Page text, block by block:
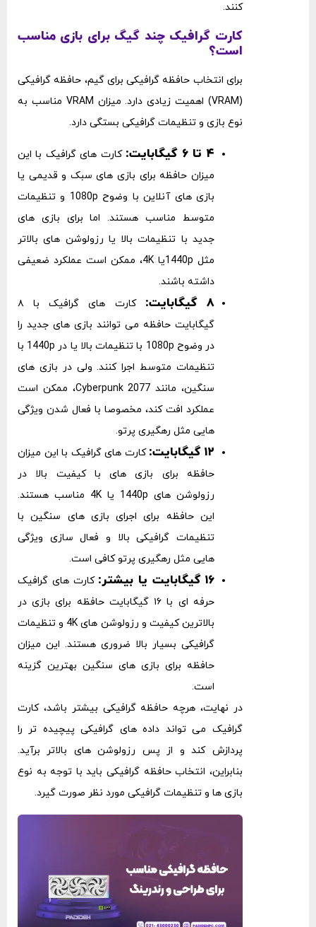
کنند.
کارت گرافیک چند گیگ برای بازی مناسب
است؟
برای انتخاب حافظه گرافیکی برای گیم، حافظه گرافیکی
(VRAM) اهمیت زیادی دارد. میزان VRAM مناسب به
نوع بازی و تنظیمات گرافیکی بستگی دارد.
۴ تا ۶ گیگابایت:
کارت ‌های گرافیک با این
میزان حافظه برای بازی ‌های سبک و قدیمی یا
بازی‌ های آنلاین با وضوح 1080p و تنظیمات
متوسط مناسب هستند. اما برای بازی ‌های
جدید با تنظیمات بالا یا رزولوشن‌ های بالاتر
مثل 1440pیا 4K، ممکن است عملکرد ضعیفی
داشته باشند.
۸ گیگابایت:
کارت‌ های گرافیک با ۸
گیگابایت حافظه می ‌توانند بازی‌ های جدید را
در وضوح 1080p با تنظیمات بالا یا در 1440p با
تنظیمات متوسط اجرا کنند. ولی در بازی‌ های
سنگین، مانند Cyberpunk 2077، ممکن است
عملکرد افت کند، مخصوصا با فعال شدن ویژگی‌
هایی مثل رهگیری پرتو.
۱۲ گیگابایت:
کارت‌ های گرافیک با این میزان
حافظه برای بازی ‌های با کیفیت بالا در
رزولوشن ‌های 1440p یا 4K مناسب هستند.
این حافظه برای اجرای بازی ‌های سنگین با
تنظیمات گرافیکی بالا و فعال‌ سازی ویژگی
‌هایی مثل رهگیری پرتو کافی است.
۱۶ گیگابایت یا بیشتر:
کارت ‌های گرافیک
حرفه ‌ای با ۱۶ گیگابایت حافظه برای بازی در
بالاترین کیفیت و رزولوشن ‌های 4K و تنظیمات
گرافیکی بسیار بالا ضروری هستند. این میزان
حافظه برای بازی ‌های سنگین بهترین گزینه
است.
در نهایت، هرچه حافظه گرافیکی بیشتر باشد، کارت
گرافیک می ‌تواند داده‌ های گرافیکی پیچیده‌ تر را
پردازش کند و از پس رزولوشن ‌های بالاتر برآید.
بنابراین، انتخاب حافظه گرافیکی باید با توجه به نوع
بازی‌ ها و تنظیمات گرافیکی مورد نظر صورت گیرد.